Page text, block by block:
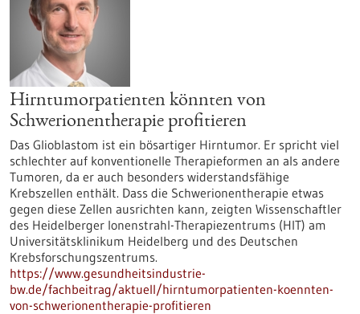
Hirntumorpatienten könnten von
Schwerionentherapie profitieren
Das Glioblastom ist ein bösartiger Hirntumor. Er spricht viel
schlechter auf konventionelle Therapieformen an als andere
Tumoren, da er auch besonders widerstandsfähige
Krebszellen enthält. Dass die Schwerionentherapie etwas
gegen diese Zellen ausrichten kann, zeigten Wissenschaftler
des Heidelberger Ionenstrahl-Therapiezentrums (HIT) am
Universitätsklinikum Heidelberg und des Deutschen
Krebsforschungszentrums.
https://www.gesundheitsindustrie-
bw.de/fachbeitrag/aktuell/hirntumorpatienten-koennten-
von-schwerionentherapie-profitieren